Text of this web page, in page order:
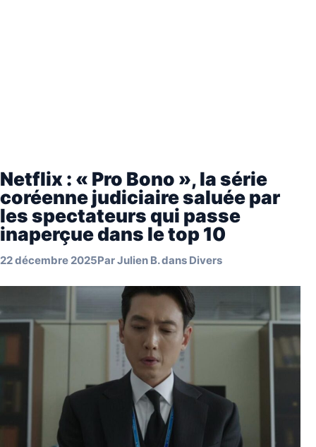
Netflix : « Pro Bono », la série
coréenne judiciaire saluée par
les spectateurs qui passe
inaperçue dans le top 10
22 décembre 2025ParJulien B.dans Divers